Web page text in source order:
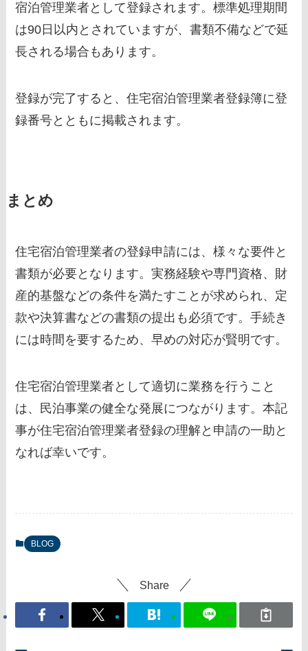
宿泊管理業者として登録されます。標準処理期間
は90日以内とされていますが、書類不備などで延
長される場合もあります。
登録が完了すると、住宅宿泊管理業者登録簿に登
録番号とともに掲載されます。
まとめ
住宅宿泊管理業者の登録申請には、様々な要件と
書類が必要となります。実務経験や専門資格、財
産的基盤などの条件を満たすことが求められ、定
款や決算書などの書類の提出も必須です。手続き
には時間を要するため、早めの対応が賢明です。
住宅宿泊管理業者として適切に業務を行うこと
は、民泊事業の健全な発展につながります。本記
事が住宅宿泊管理業者登録の理解と申請の一助と
なれば幸いです。
BLOG
Share